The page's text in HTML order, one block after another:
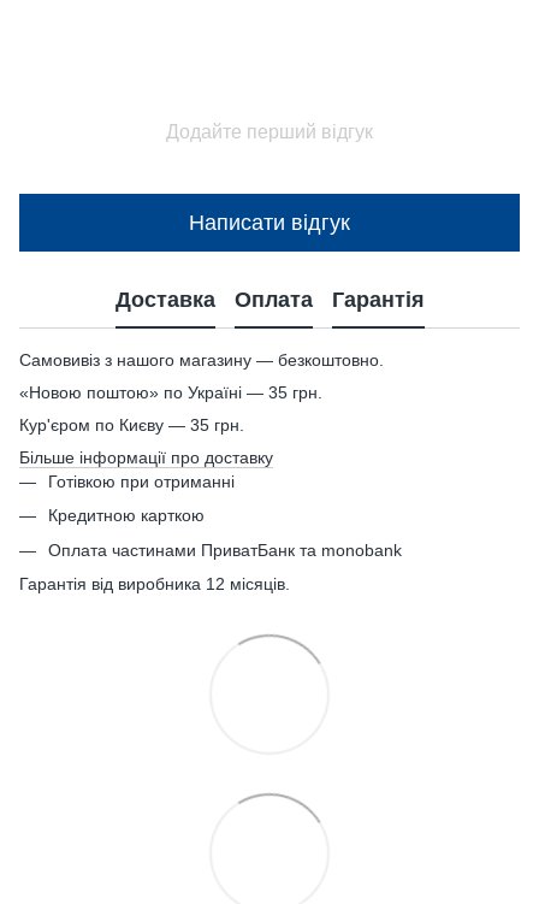
Додайте перший відгук
Написати відгук
Доставка Оплата Гарантія
Самовивіз з нашого магазину — безкоштовно.
«Новою поштою» по Україні — 35 грн.
Кур'єром по Києву — 35 грн.
Більше інформації про доставку
Готівкою при отриманні
Кредитною карткою
Оплата частинами ПриватБанк та monobank
Гарантія від виробника 12 місяців.